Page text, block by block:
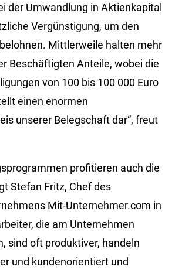
der Umwandlung in Aktienkapital
Vergünstigung, um den
Mittlerweile halten mehr
Beschäftigten Anteile, wobei die
von 100 bis 100 000 Euro
einen enormen
unserer Belegschaft dar“, freut
profitieren auch die
Stefan Fritz, Chef des
Mit-Unternehmer.com in
die am Unternehmen
sind oft produktiver, handeln
und kundenorientiert und